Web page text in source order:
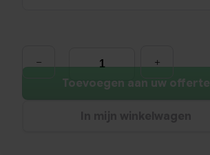
Roldeurkast
aantal
Toevoegen aan uw offerte